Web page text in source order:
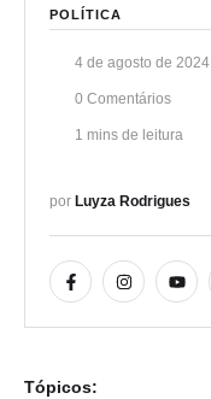
POLÍTICA
4 de agosto de 2024
0 Comentários
1 mins de leitura
por Luyza Rodrigues
Tópicos: